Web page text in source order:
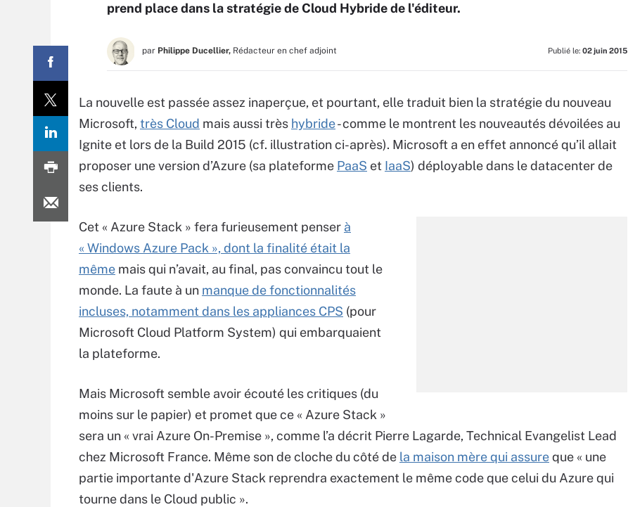
prend place dans la stratégie de Cloud Hybride de l'éditeur.
par Philippe Ducellier, Rédacteur en chef adjoint Publié le: 02 juin 2015
La nouvelle est passée assez inaperçue, et pourtant, elle traduit bien la stratégie du nouveau
Microsoft, très Cloud mais aussi très hybride- comme le montrent les nouveautés dévoilées au
Ignite et lors de la Build 2015 (cf. illustration ci-après). Microsoft a en effet annoncé qu’il allait
proposer une version d’Azure (sa plateforme PaaS et IaaS) déployable dans le datacenter de
ses clients.
Cet « Azure Stack » fera furieusement penser à
« Windows Azure Pack », dont la finalité était la
même mais qui n’avait, au final, pas convaincu tout le
monde. La faute à un manque de fonctionnalités
incluses, notamment dans les appliances CPS (pour
Microsoft Cloud Platform System) qui embarquaient
la plateforme.
Mais Microsoft semble avoir écouté les critiques (du
moins sur le papier) et promet que ce « Azure Stack »
sera un « vrai Azure On-Premise », comme l’a décrit Pierre Lagarde, Technical Evangelist Lead
chez Microsoft France. Même son de cloche du côté de la maison mère qui assureque « une
partie importante d'Azure Stack reprendra exactement le même code que celui du Azure qui
tourne dans le Cloud public ».